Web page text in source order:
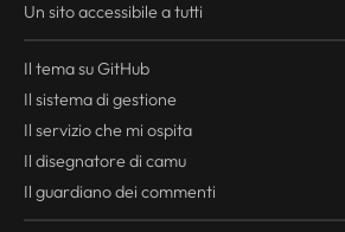
Un sito accessibile a tutti
Il tema su GitHub
Il sistema di gestione
Il servizio che mi ospita
Il disegnatore di camu
Il guardiano dei commenti